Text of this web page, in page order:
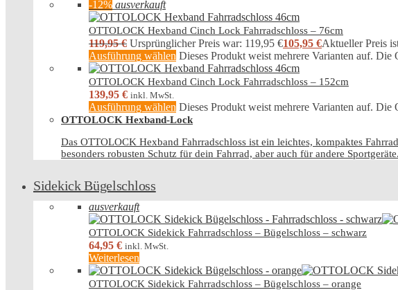
-12% ausverkauft
OTTOLOCK Hexband Cinch Lock Fahrradschloss – 76cm
119,95€ Ursprünglicher Preis war: 119,95 €105,95 €Aktueller Preis
Ausführung wählen Dieses Produkt weist mehrere Varianten auf.
OTTOLOCK Hexband Cinch Lock Fahrradschloss – 152cm
139,95 € inkl. MwSt.
Ausführung wählen Dieses Produkt weist mehrere Varianten auf.
OTTOLOCK Hexband-Lock
Das OTTOLOCK Hexband Fahrradschloss ist ein leichtes, kompaktes
besonders robusten Schutz für dein Fahrrad, aber auch für andere Sportgeräte.
Sidekick Bügelschloss
ausverkauft
OTTOLOCK Sidekick Fahrradschloss – Bügelschloss – schwarz
64,95 € inkl. MwSt.
Weiterlesen
OTTOLOCK Sidekick Fahrradschloss – Bügelschloss – orange